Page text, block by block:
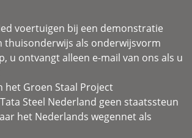
voertuigen bij een demonstratie
thuisonderwijs als onderwijsvorm
u ontvangt alleen e-mail van ons als u
het Groen Staal Project
Steel Nederland geen staatssteun
het Nederlands wegennet als